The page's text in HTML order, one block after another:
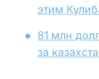
этим
81 млн
за